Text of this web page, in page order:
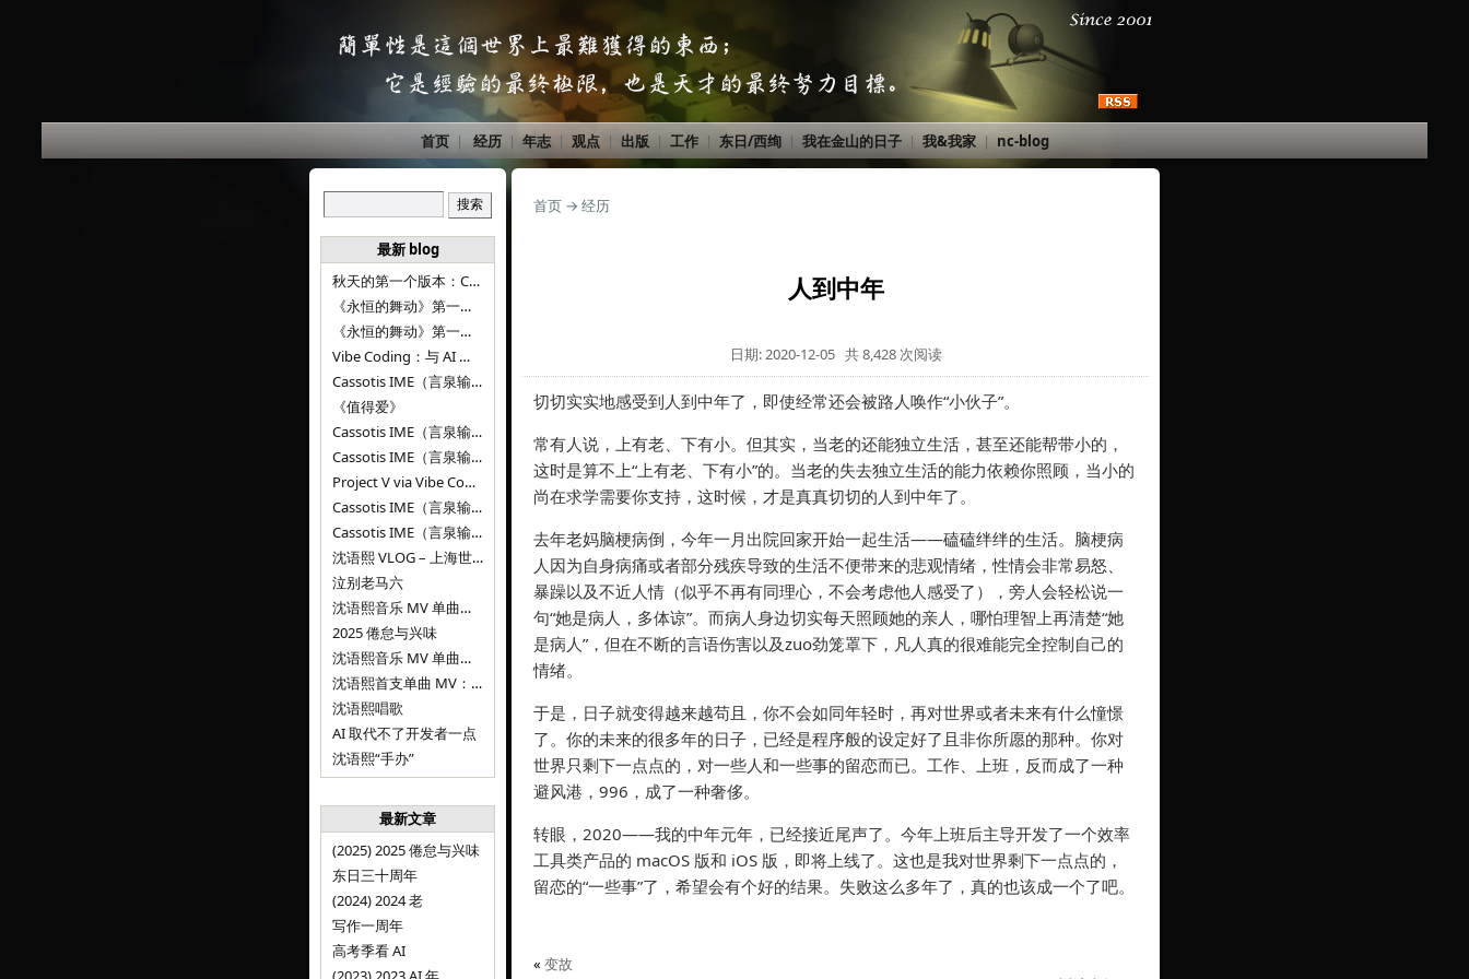
首页 | 经历 | 年志 | 观点 | 出版 | 工作 | 东日/西绚 | 我在金山的日子 | 我&我家 | nc-blog
最新 blog
秋天的第一个版本：Cassotis IME（言泉输入法）v1.12.0
《永恒的舞动》第一百二十八章
《永恒的舞动》第一百二十七章
Vibe Coding：与 AI 并肩进步——言泉输入法 v0.4.1
Cassotis IME（言泉输入法）v0.3.1
《值得爱》
Cassotis IME（言泉输入法）v0.2.0
Cassotis IME（言泉输入法）v0.1.0
Project V via Vibe Coding
Cassotis IME（言泉输入法）阶段二
Cassotis IME（言泉输入法）
沈语熙 VLOG – 上海世博文化公园双子山
泣别老马六
沈语熙音乐 MV 单曲第三弹：代码与白T恤
2025 倦怠与兴味
沈语熙音乐 MV 单曲第二弹：优雅时间
沈语熙首支单曲 MV：告别的倒影
沈语熙唱歌
AI 取代不了开发者一点
沈语熙“手办”
最新文章
(2025) 2025 倦怠与兴味
东日三十周年
(2024) 2024 老
写作一周年
高考季看 AI
首页 → 经历
人到中年
日期: 2020-12-05 共 8,428 次阅读
切切实实地感受到人到中年了，即使经常还会被路人唤作“小伙子”。
常有人说，上有老、下有小。但其实，当老的还能独立生活，甚至还能帮带小的，
这时是算不上“上有老、下有小”的。当老的失去独立生活的能力依赖你照顾，当小的
尚在求学需要你支持，这时候，才是真真切切的人到中年了。
去年老妈脑梗病倒，今年一月出院回家开始一起生活——磕磕绊绊的生活。脑梗病
人因为自身病痛或者部分残疾导致的生活不便带来的悲观情绪，性情会非常易怒、
暴躁以及不近人情（似乎不再有同理心，不会考虑他人感受了），旁人会轻松说一
句“她是病人，多体谅”。而病人身边切实每天照顾她的亲人，哪怕理智上再清楚“她
是病人”，但在不断的言语伤害以及zuo劲笼罩下，凡人真的很难能完全控制自己的
情绪。
于是，日子就变得越来越苟且，你不会如同年轻时，再对世界或者未来有什么憧憬
了。你的未来的很多年的日子，已经是程序般的设定好了且非你所愿的那种。你对
世界只剩下一点点的，对一些人和一些事的留恋而已。工作、上班，反而成了一种
避风港，996，成了一种奢侈。
转眼，2020——我的中年元年，已经接近尾声了。今年上班后主导开发了一个效率
工具类产品的 macOS 版和 iOS 版，即将上线了。这也是我对世界剩下一点点的，
留恋的“一些事”了，希望会有个好的结果。失败这么多年了，真的也该成一个了吧。
« 变故